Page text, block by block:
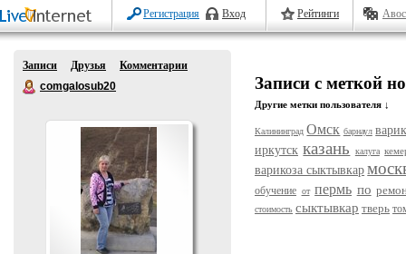
Регистрация Вход Рейтинги
Записи Друзья
Комментарии
comgalosub20
Записи с меткой
Другие метки пользователя ↓
Калининград Омск барнаул
иркутск казань калуга
варикоза сыктывкар
обучение от пермь по
стоимость сыктывкар тверь